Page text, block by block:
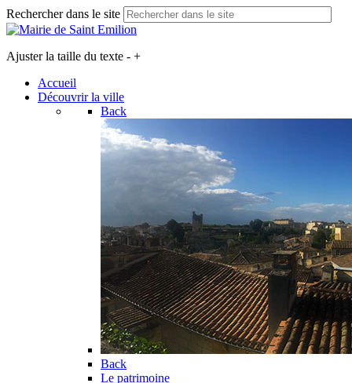
Rechercher dans le site
Ajuster la taille du texte - +
Accueil
Découvrir la ville
Back
Back
Le patrimoine